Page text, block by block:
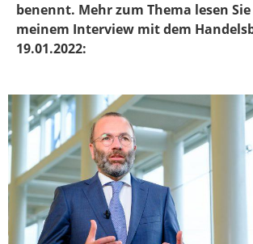
benennt. Mehr zum Thema lesen
meinem Interview mit dem
19.01.2022: